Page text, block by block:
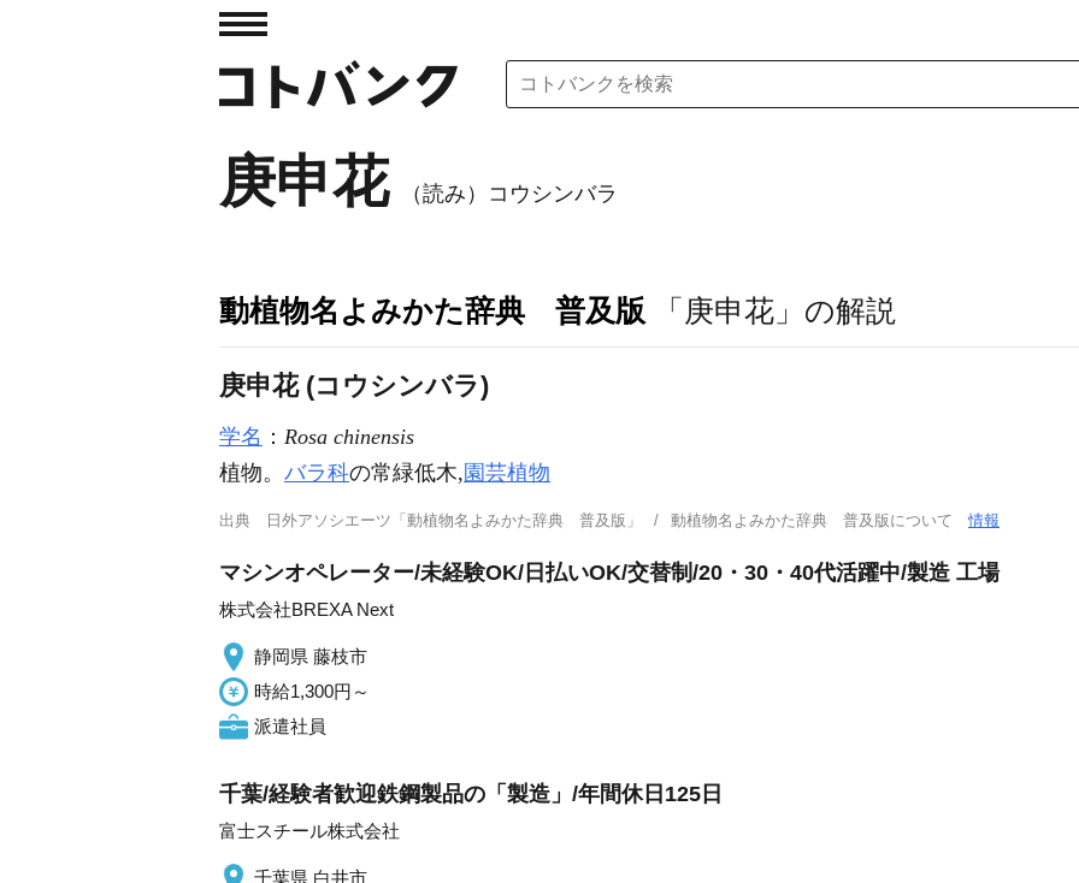
庚申花 （読み）コウシンバラ
動植物名よみかた辞典 普及版 「庚申花」の解説
庚申花 (コウシンバラ)
学名 ： Rosa chinensis
植物。 バラ科の常緑低木, 園芸植物
出典 日外アソシエーツ「動植物名よみかた辞典 普及版」 動植物名よみかた辞典 普及版について情報
マシンオペレーター/未経験OK/日払いOK/交替制/20・30・40代活躍中/製造 工場
株式会社BREXA Next
静岡県 藤枝市
時給1,300円～
派遣社員
千葉/経験者歓迎鉄鋼製品の「製造」/年間休日125日
富士スチール株式会社
千葉県 白井市